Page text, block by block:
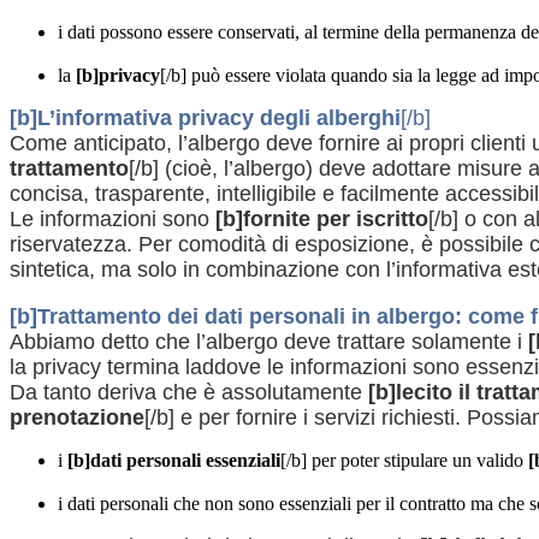
i dati possono essere conservati, al termine della permanenza
la [b]privacy[/b] può essere violata quando sia la legge ad
[b]L’informativa privacy degli alberghi[/b]
Come anticipato, l’albergo deve fornire ai propri clienti
trattamento[/b] (cioè, l’albergo) deve adottare misure
concisa, trasparente, intelligibile e facilmente
Le informazioni sono [b]fornite per iscritto[/b] o con
riservatezza. Per comodità di esposizione, è possibile
sintetica, ma solo in combinazione con l’informativa
[b]Trattamento dei dati personali in albergo: come
Abbiamo detto che l’albergo deve trattare solamente i
la privacy termina laddove le informazioni sono
Da tanto deriva che è assolutamente [b]lecito il
prenotazione[/b] e per fornire i servizi richiesti.
i [b]dati personali essenziali[/b] per poter stipulare un valido
i dati personali che non sono essenziali per il contratto ma